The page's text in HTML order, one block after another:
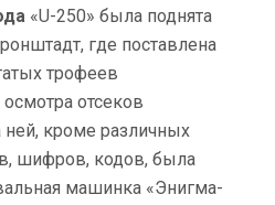
«U-250» была поднята
где поставлена
трофеев
отсеков
ней, кроме различных
шифров, кодов, была
машинка «Энигма-